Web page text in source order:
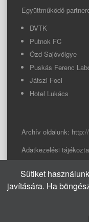
Együttműködő
DVTK
Putnok FC
Ózd-Sajóvölgye
Puskás Ferenc
Játszi Foci
Hotel Lukács
Archív oldalunk:
Adatkezelési
© 2026 Sajóvölgye
Sütiket
javítására. Ha